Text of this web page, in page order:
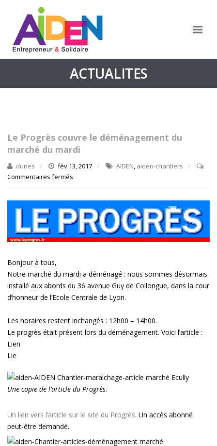
ACTUALITES
Le Progrès couvre le déménagement du
marché du mardi
dunes fév 13, 2017 AIDEN, aiden-chantiers
Commentaires fermés
couvre
le
déménagement
du
mardi
Bonjour à tous,
Notre marché du mardi a déménagé : nous sommes désormais
installé aux abords du 36 avenue Guy de Collongue, dans la cour
d’honneur de l’Ecole Centrale de Lyon.
Les horaires restent inchangés : 12h00 – 14h00.
Le progrès était présent lors du déménagement. Voici l’article :
Lien
Lie
Une copie de l’article du Progrès.
Un lien vers l’article sur le site du Progrès. Un accès abonné
peut-être demandé.